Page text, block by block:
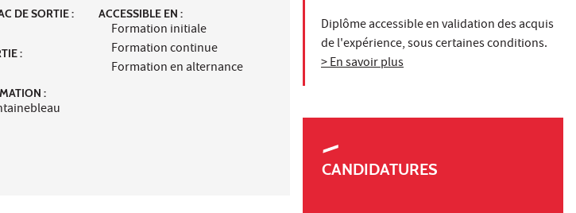
DE SORTIE :
:
:
ACCESSIBLE EN :
Formation initiale
Formation continue
Formation en alternance
Diplôme accessible en validation des acquis
de l'expérience, sous certaines conditions.
> En savoir plus
CANDIDATURES